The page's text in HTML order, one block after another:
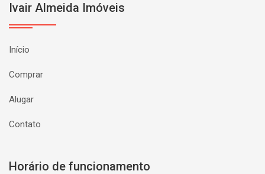
Ivair Almeida Imóveis
Início
Comprar
Alugar
Contato
Horário de funcionamento